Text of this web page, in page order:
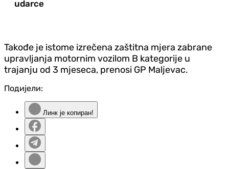
udarce
Takođe je istome izrečena zaštitna mjera zabrane
upravljanja motornim vozilom B kategorije u
trajanju od 3 mjeseca, prenosi GP Maljevac.
Подијели:
Линк је копиран!